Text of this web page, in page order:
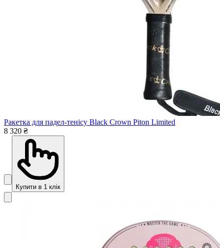
Ракетка для падел-тенісу Black Crown Piton Limited
8 320 ₴
Купити в 1 клік